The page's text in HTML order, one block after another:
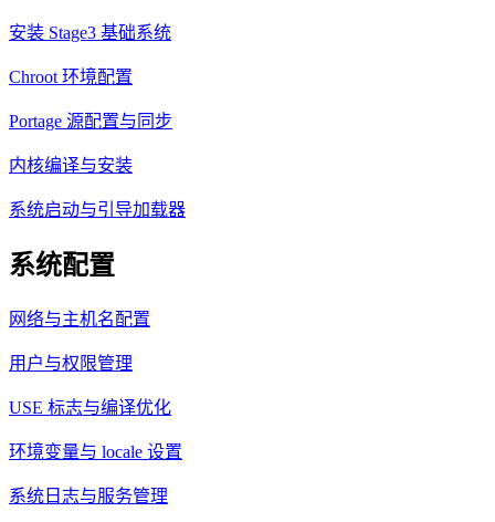
安装 Stage3 基础系统
Chroot 环境配置
Portage 源配置与同步
内核编译与安装
系统启动与引导加载器
系统配置
网络与主机名配置
用户与权限管理
USE 标志与编译优化
环境变量与 locale 设置
系统日志与服务管理